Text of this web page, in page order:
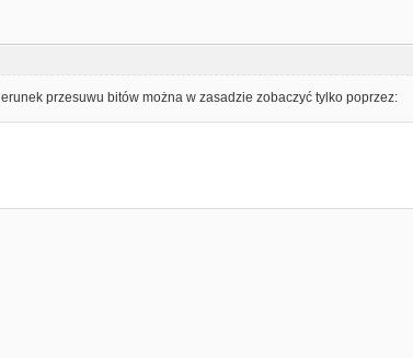
przesuwu bitów można w zasadzie zobaczyć tylko poprzez: